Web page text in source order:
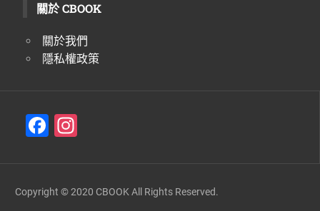
關於 CBOOK
關於我們
隱私權政策
F
e
gr
Copyright © 2020 CBOOK All Rights Reserved.